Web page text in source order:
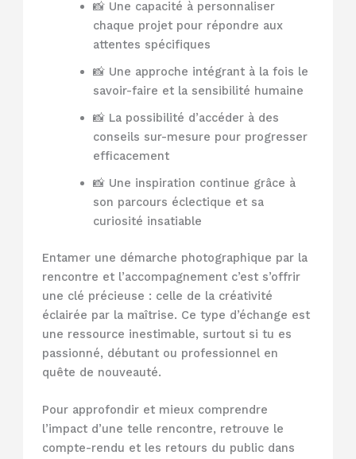
📸 Une capacité à personnaliser
chaque projet pour répondre aux
attentes spécifiques
📸 Une approche intégrant à la fois le
savoir-faire et la sensibilité humaine
📸 La possibilité d’accéder à des
conseils sur-mesure pour progresser
efficacement
📸 Une inspiration continue grâce à
son parcours éclectique et sa
curiosité insatiable
Entamer une démarche photographique par la
rencontre et l’accompagnement c’est s’offrir
une clé précieuse : celle de la créativité
éclairée par la maîtrise. Ce type d’échange est
une ressource inestimable, surtout si tu es
passionné, débutant ou professionnel en
quête de nouveauté.
Pour approfondir et mieux comprendre
l’impact d’une telle rencontre, retrouve le
compte-rendu et les retours du public dans